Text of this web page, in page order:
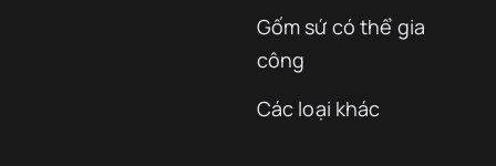
Gốm sứ có thể gia
công
Các loại khác